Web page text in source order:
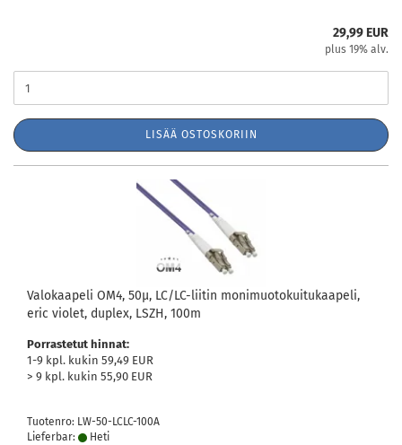
29,99 EUR
plus 19% alv.
LISÄÄ OSTOSKORIIN
Valokaapeli OM4, 50µ, LC/LC-liitin monimuotokuitukaapeli,
eric violet, duplex, LSZH, 100m
Porrastetut hinnat:
1-9 kpl. kukin 59,49 EUR
> 9 kpl. kukin 55,90 EUR
Tuotenro: LW-50-LCLC-100A
Lieferbar:
Heti